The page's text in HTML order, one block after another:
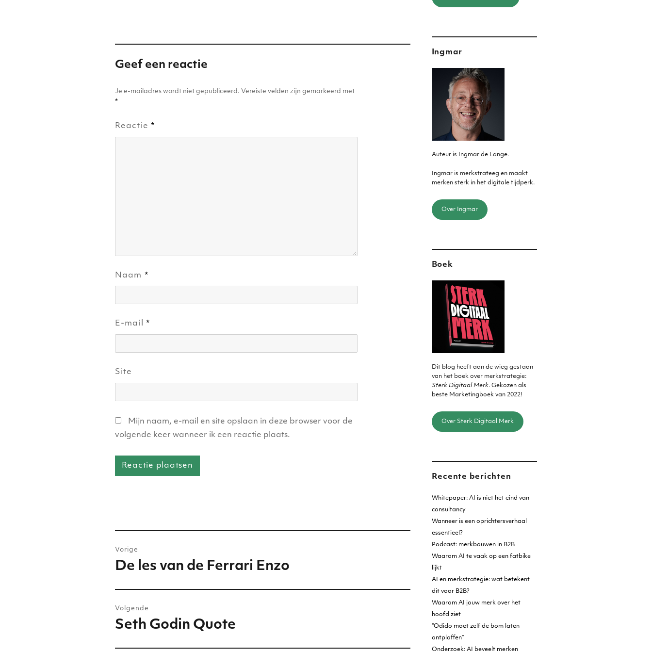
k
Geef een reactie
Je e-mailadres wordt niet gepubliceerd. Vereiste velden zijn gemarkeerd met
*
Reactie*
Naam *
E-mail*
Site
Mijn naam, e-mail en site opslaan in deze browser voor de
volgende keer wanneer ik een reactie plaats.
navigatie
Vorige
Vorig
De les van de Ferrari Enzo
Volgende
Volgend
Seth Godin Quote
Ingmar
Auteur is Ingmar de Lange.
Ingmar is merkstrateeg en maakt
merken sterk in het digitale tijdperk.
Over Ingmar
Boek
Dit blog heeft aan de wieg gestaan
van het boek over merkstrategie:
Sterk Digitaal Merk. Gekozen als
beste Marketingboek van 2022!
Over Sterk Digitaal Merk
Recente berichten
Whitepaper: AI is niet het eind van
consultancy
Wanneer is een oprichtersverhaal
essentieel?
Podcast: merkbouwen in B2B
Waarom AI te vaak op een fatbike
lijkt
AI en merkstrategie: wat betekent
dit voor B2B?
Waarom AI jouw merk over het
hoofd ziet
“Odido moet zelf de bom laten
ontploffen”
Onderzoek: AI beveelt merken